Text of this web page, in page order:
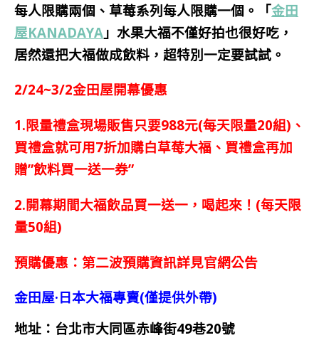
每人限購兩個、 草莓系列每人限購一個。「金田
屋KANADAYA 」 水果大福不僅好拍也很好吃，
居然還把大福做成飲料，超特別一定要試試。
2/24~3/2金田屋開幕優惠
1.限量禮盒現場販售只要988元(每天限量20組)、
買禮盒就可用7折加購白草莓大福、買禮盒再加
贈”飲料買一送一券”
2.開幕期間大福飲品買一送一，喝起來！(每天限
量50組)
預購優惠：第二波預購資訊詳見官網公告
金田屋·日本大福專賣(僅提供外帶)
地址：台北市大同區赤峰街49巷20號